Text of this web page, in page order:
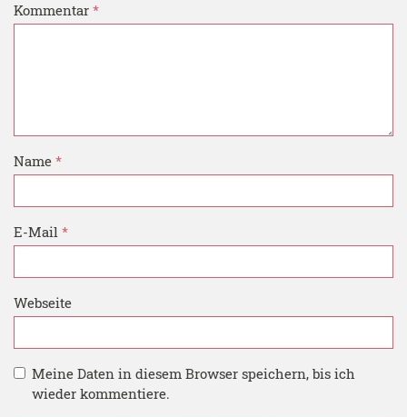
Kommentar *
Name *
E-Mail *
Webseite
Meine Daten in diesem Browser speichern, bis ich
wieder kommentiere.